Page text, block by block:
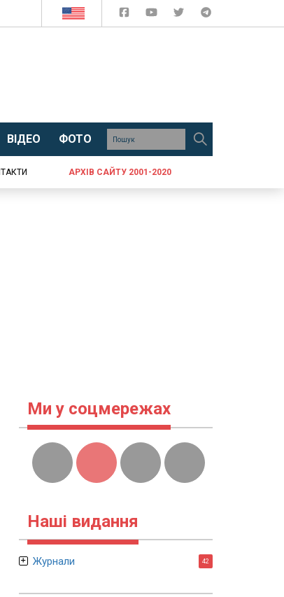
ВІДЕО ФОТО
АРХІВ САЙТУ 2001-2020
Ми у соцмережах
Наші видання
Журнали 42